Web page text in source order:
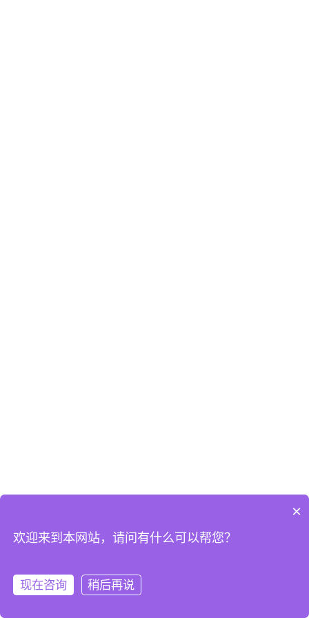
×
欢迎来到本网站，请问有什么可以帮您？
现在咨询 稍后再说